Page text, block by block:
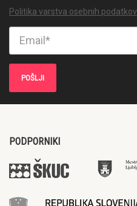
Politika varstva osebnih podatkov
PODPORNIKI